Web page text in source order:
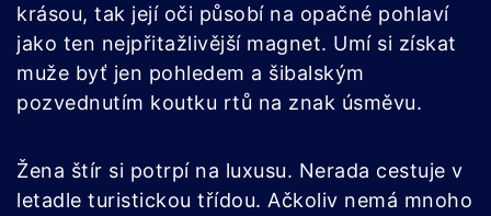
krásou, tak její oči působí na opačné pohlaví
jako ten nejpřitažlivější magnet. Umí si získat
muže byť jen pohledem a šibalským
pozvednutím koutku rtů na znak úsměvu.
Žena štír si potrpí na luxusu. Nerada cestuje v
letadle turistickou třídou. Ačkoliv nemá mnoho